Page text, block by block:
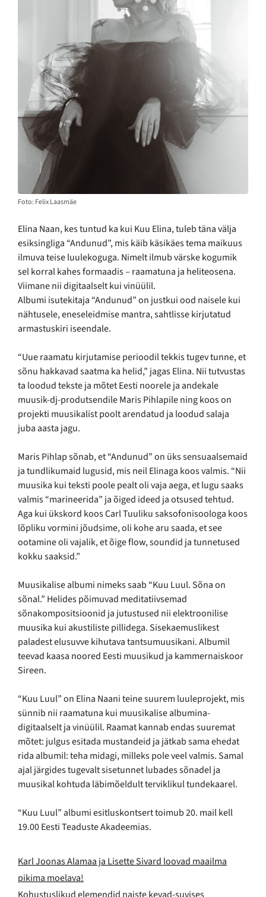
Foto: Felix Laasmäe
Elina Naan, kes tuntud ka kui Kuu Elina, tuleb täna välja
esiksingliga “Andunud”, mis käib käsikäes tema maikuus
ilmuva teise luulekoguga. Nimelt ilmub värske kogumik
sel korral kahes formaadis – raamatuna ja heliteosena.
Viimane nii digitaalselt kui vinüülil.
Albumi isutekitaja “Andunud” on justkui ood naisele kui
nähtusele, eneseleidmise mantra, sahtlisse kirjutatud
armastuskiri iseendale.
“Uue raamatu kirjutamise perioodil tekkis tugev tunne, et
sõnu hakkavad saatma ka helid,” jagas Elina. Nii tutvustas
ta loodud tekste ja mõtet Eesti noorele ja andekale
muusik-dj-produtsendile Maris Pihlapile ning koos on
projekti muusikalist poolt arendatud ja loodud salaja
juba aasta jagu.
Maris Pihlap sõnab, et “Andunud” on üks sensuaalsemaid
ja tundlikumaid lugusid, mis neil Elinaga koos valmis. “Nii
muusika kui teksti poole pealt oli vaja aega, et lugu saaks
valmis “marineerida” ja õiged ideed ja otsused tehtud.
Aga kui ükskord koos Carl Tuuliku saksofonisoologa koos
lõpliku vormini jõudsime, oli kohe aru saada, et see
ootamine oli vajalik, et õige flow, soundid ja tunnetused
kokku saaksid.”
Muusikalise albumi nimeks saab “Kuu Luul. Sõna on
sõnal.” Helides põimuvad meditatiivsemad
sõnakompositsioonid ja jutustused nii elektroonilise
muusika kui akustiliste pillidega. Sisekaemuslikest
paladest elusuvve kihutava tantsumuusikani. Albumil
teevad kaasa noored Eesti muusikud ja kammernaiskoor
Sireen.
“Kuu Luul” on Elina Naani teine suurem luuleprojekt, mis
sünnib nii raamatuna kui muusikalise albumina-
digitaalselt ja vinüülil. Raamat kannab endas suuremat
mõtet: julgus esitada mustandeid ja jätkab sama ehedat
rida albumil: teha midagi, milleks pole veel valmis. Samal
ajal järgides tugevalt sisetunnet lubades sõnadel ja
muusikal kohtuda läbimõeldult terviklikul tundekaarel.
“Kuu Luul” albumi esitluskontsert toimub 20. mail kell
19.00 Eesti Teaduste Akadeemias.
Karl Joonas Alamaa ja Lisette Sivard loovad maailma
pikima moelava!